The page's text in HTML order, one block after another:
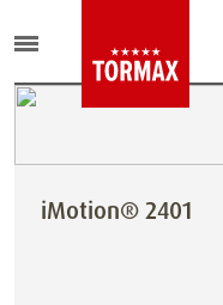
iMotion® 2401